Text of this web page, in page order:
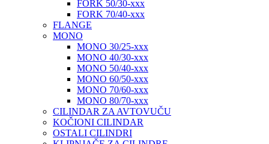
FORK 50/30-xxx
FORK 70/40-xxx
FLANGE
MONO
MONO 30/25-xxx
MONO 40/30-xxx
MONO 50/40-xxx
MONO 60/50-xxx
MONO 70/60-xxx
MONO 80/70-xxx
CILINDAR ZA AVTOVUČU
KOČIONI CILINDAR
OSTALI CILINDRI